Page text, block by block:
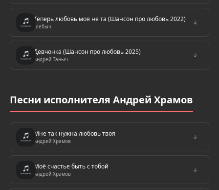
Теперь любовь моя не та (Шансон про любовь 2022)
Глебыч
↓
Девчонка (Шансон про любовь 2025)
Андрей Таныч
↓
Песни исполнителя Андрей Храмов
Мне так нужна любовь твоя
Андрей Храмов
↓
Моё счастье быть с тобой
Андрей Храмов
↓